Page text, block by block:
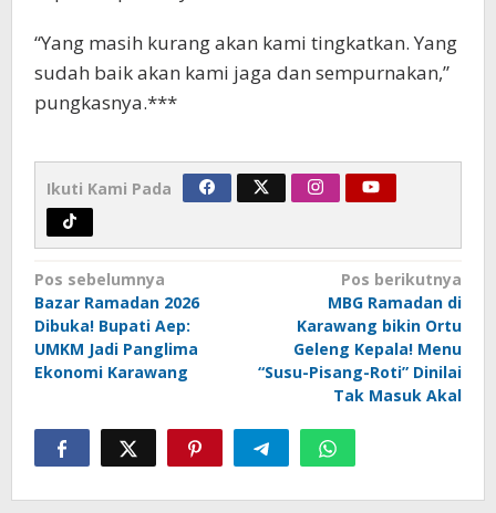
“Yang masih kurang akan kami tingkatkan. Yang
sudah baik akan kami jaga dan sempurnakan,”
pungkasnya.***
Ikuti Kami Pada
Navigasi
pos
Pos sebelumnya
Bazar Ramadan 2026
Dibuka! Bupati Aep:
UMKM Jadi Panglima
Ekonomi Karawang
Pos berikutnya
MBG Ramadan di
Karawang bikin Ortu
Geleng Kepala! Menu
“Susu-Pisang-Roti” Dinilai
Tak Masuk Akal